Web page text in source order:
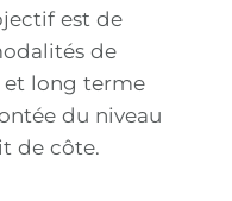
est de
de
et long terme
du niveau
de côte.